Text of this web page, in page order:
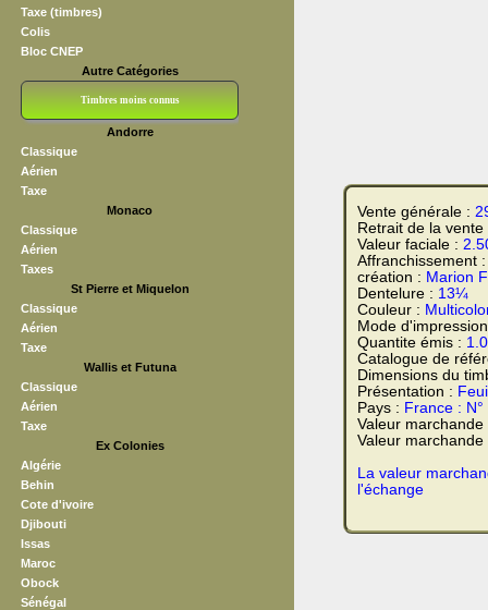
Taxe (timbres)
Colis
Bloc CNEP
Autre Catégories
Timbres moins connus
Andorre
Classique
Aérien
Taxe
Monaco
Classique
Aérien
Taxes
St Pierre et Miquelon
Classique
Aérien
Taxe
Wallis et Futuna
Classique
Aérien
Taxe
Ex Colonies
Algérie
Behin
Cote d'ivoire
Djibouti
Issas
Maroc
Obock
Sénégal
Vente générale :
Retrait de la
Valeur faciale :
Affranchissement
création : Marion
Dentelure : 13¼
Couleur :
Mode
Quantite émis :
Catalogue de
Dimensions du
Présentation :
Pays : France :
Valeur
Valeur
La valeur
l'échange